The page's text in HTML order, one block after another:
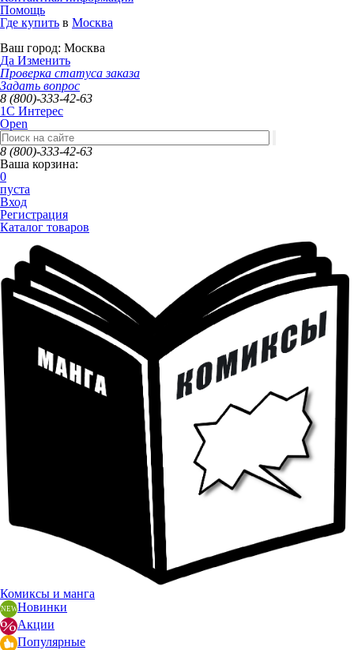
Помощь
Где купить в Москва
Ваш город: Москва
Да Изменить
Проверка статуса заказа
Задать вопрос
8 (800)-333-42-63
1C Интерес
Open
8 (800)-333-42-63
Ваша корзина:
0
пуста
Вход
Регистрация
Каталог товаров
Комиксы и манга
Новинки
Акции
Популярные